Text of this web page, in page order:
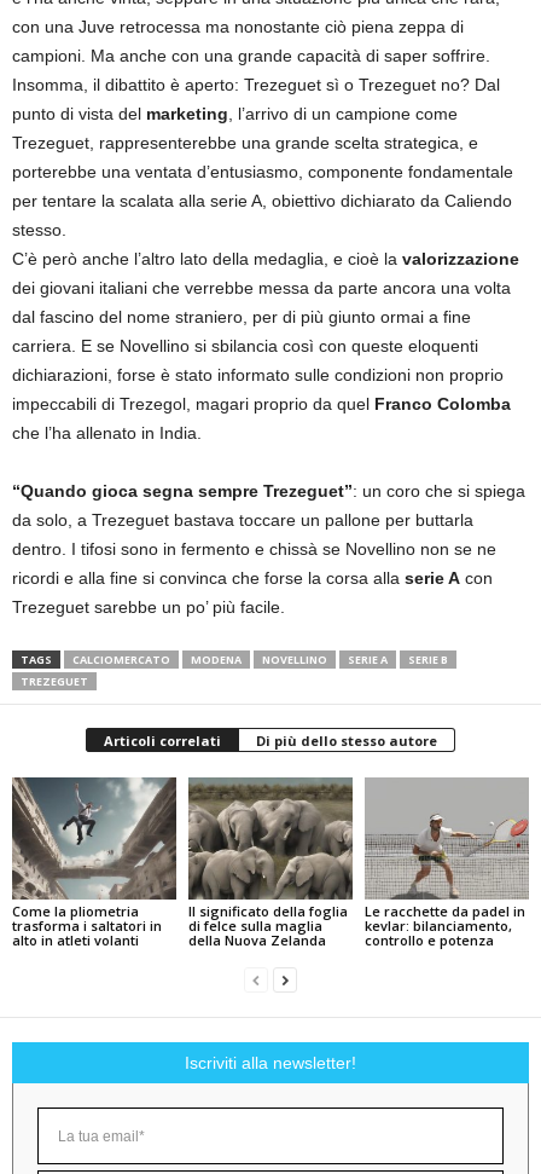
con una Juve retrocessa ma nonostante ciò piena zeppa di
campioni. Ma anche con una grande capacità di saper soffrire.
Insomma, il dibattito è aperto: Trezeguet sì o Trezeguet no? Dal
punto di vista del marketing , l’arrivo di un campione come
Trezeguet, rappresenterebbe una grande scelta strategica, e
porterebbe una ventata d’entusiasmo, componente fondamentale
per tentare la scalata alla serie A, obiettivo dichiarato da Caliendo
stesso.
C’è però anche l’altro lato della medaglia, e cioè la valorizzazione
dei giovani italiani che verrebbe messa da parte ancora una volta
dal fascino del nome straniero, per di più giunto ormai a fine
carriera. E se Novellino si sbilancia così con queste eloquenti
dichiarazioni, forse è stato informato sulle condizioni non proprio
impeccabili di Trezegol, magari proprio da quel Franco Colomba
che l’ha allenato in India.
“Quando gioca segna sempre Trezeguet”: un coro che si spiega
da solo, a Trezeguet bastava toccare un pallone per buttarla
dentro. I tifosi sono in fermento e chissà se Novellino non se ne
ricordi e alla fine si convinca che forse la corsa alla serie A con
Trezeguet sarebbe un po’ più facile.
TAGS CALCIOMERCATO MODENA NOVELLINO SERIE A
SERIE B
TREZEGUET
Articoli correlati Di più dello stesso autore
Come la pliometria
trasforma i saltatori in
alto in atleti volanti
Il significato della foglia
di felce sulla maglia
della Nuova Zelanda
Le racchette da padel in
kevlar: bilanciamento,
controllo e potenza
Iscriviti alla newsletter!